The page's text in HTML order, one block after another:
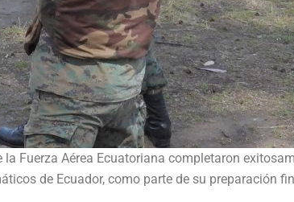
Fuerza Aérea Ecuatoriana completaron
de Ecuador, como parte de su preparación